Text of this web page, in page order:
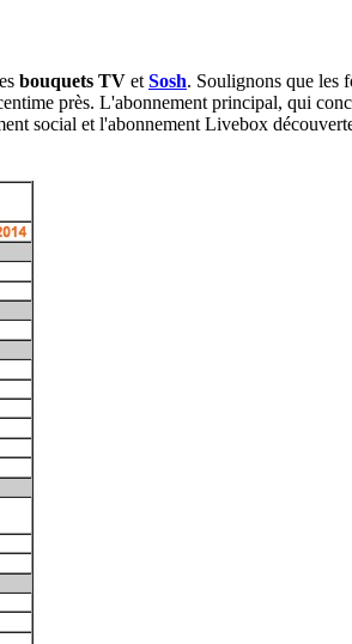
bouquets TV et Sosh. Soulignons que les
près. L'abonnement principal, qui
social et l'abonnement Livebox